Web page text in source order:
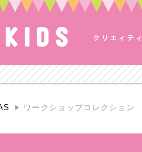
ワークショップコレクション